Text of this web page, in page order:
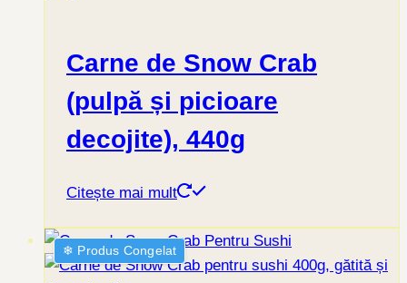
Carne de Snow Crab
(pulpă și picioare
decojite), 440g
Citește mai mult
❄︎ Produs Congelat